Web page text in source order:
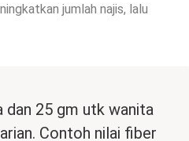
jumlah najis, lalu
25 gm utk wanita
Contoh nilai fiber